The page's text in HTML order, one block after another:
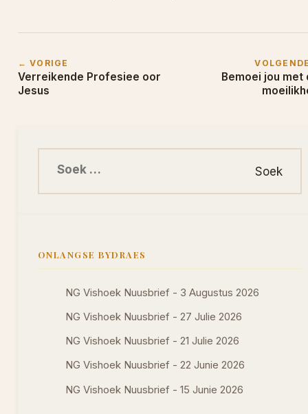
← VORIGE
Verreikende Profesiee oor
Jesus
Bemoei jou met
ONLANGSE BYDRAES
NG Vishoek Nuusbrief - 3 Augustus 2026
NG Vishoek Nuusbrief - 27 Julie 2026
NG Vishoek Nuusbrief - 21 Julie 2026
NG Vishoek Nuusbrief - 22 Junie 2026
NG Vishoek Nuusbrief - 15 Junie 2026